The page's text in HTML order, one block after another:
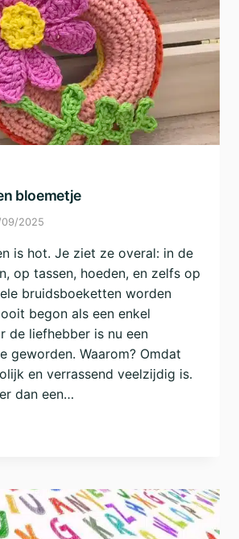
bloemetje
09/2025
is hot. Je ziet ze overal: in de
op tassen, hoeden, en zelfs op
bruidsboeketten worden
begon als een enkel
de liefhebber is nu een
geworden. Waarom? Omdat
en verrassend veelzijdig is.
dan een…